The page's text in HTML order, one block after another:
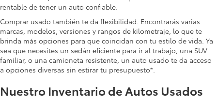
rentable de tener un auto confiable.
Comprar usado también te da flexibilidad. Encontrarás varias
marcas, modelos, versiones y rangos de kilometraje, lo que te
brinda más opciones para que coincidan con tu estilo de vida. Ya
sea que necesites un sedán eficiente para ir al trabajo, una SUV
familiar, o una camioneta resistente, un auto usado te da acceso
a opciones diversas sin estirar tu presupuesto*.
Nuestro Inventario de Autos Usados